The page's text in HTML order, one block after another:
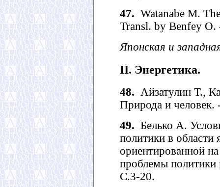
47. Watanabe M.
Transl. by Benfey
Японская и
II. Энергетика.
48. Айзатулин Т.,
Природа и
49. Белько А.
политики в области
ориентированной
проблемы
С.3-20.